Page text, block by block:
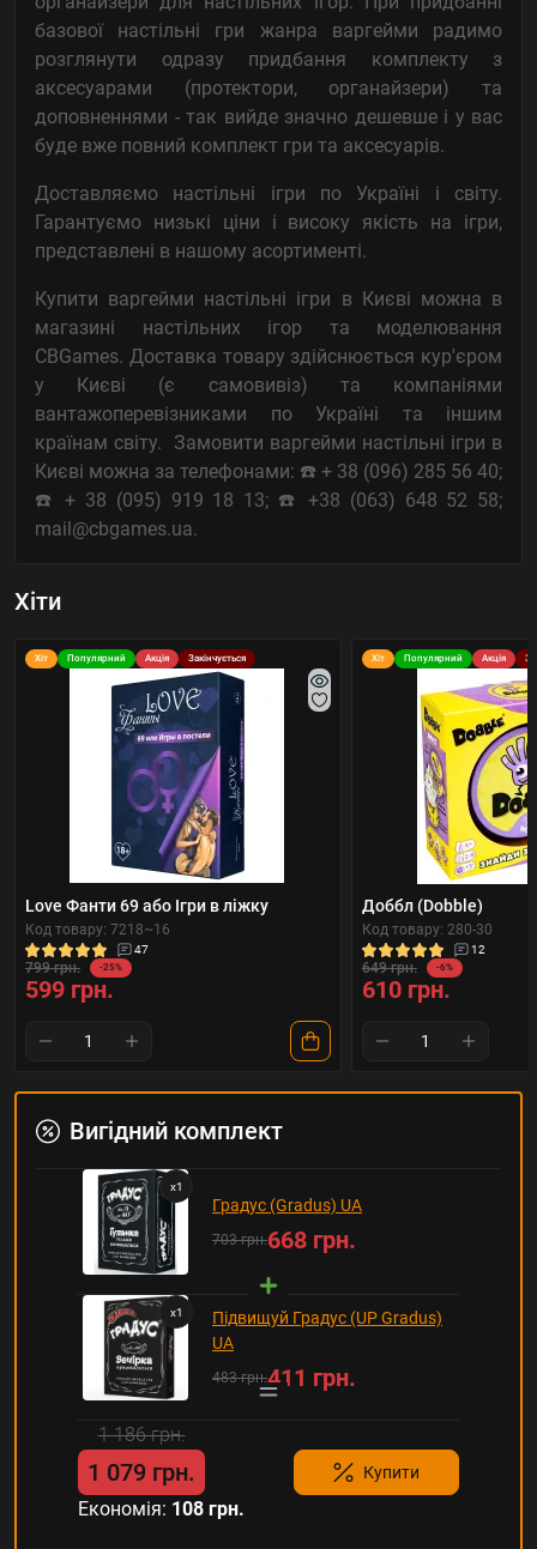
базової настільні гри жанра варгейми радимо
розглянути одразу придбання комплекту з
аксесуарами (протектори, органайзери) та
доповненнями - так вийде значно дешевше і у вас
буде вже повний комплект гри та аксесуарів.
Доставляємо настільні ігри по Україні і світу.
Гарантуємо низькі ціни і високу якість на ігри,
представлені в нашому асортименті.
Купити варгейми настільні ігри в Києві можна в
магазині настільних ігор та моделювання
CBGames. Доставка товару здійснюється кур'єром
у Києві (є самовивіз) та компаніями
вантажоперевізниками по Україні та іншим
країнам світу. Замовити варгейми настільні ігри в
Києві можна за телефонами: ☎️ + 38 (096) 285 56 40;
☎️ + 38 (095) 919 18 13; ☎️ +38 (063) 648 52 58;
mail@cbgames.ua.
Хіти
Хіт Популярний Акція Закінчується
Love Фанти 69 або Ігри в ліжку
Код товару: 7218~16
47
799 грн. -25%
599 грн.
Хіт Популярний Акція
Доббл (Dobble)
Код товару: 280-30
12
649 грн. -6%
610 грн.
Вигідний комплект
x1
Градус (Gradus) UA
703 грн.668 грн.
x1
Підвищуй Градус (UP Gradus)
UA
483 грн.411 грн.
1 186 грн.
1 079 грн.
Економія: 108 грн.
Купити